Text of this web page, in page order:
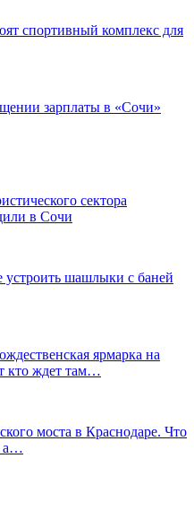
спортивный комплекс для
зарплаты в «Сочи»
сектора
в Сочи
устроить шашлыки с баней
ярмарка на
кто ждет там…
моста в Краснодаре. Что
а…